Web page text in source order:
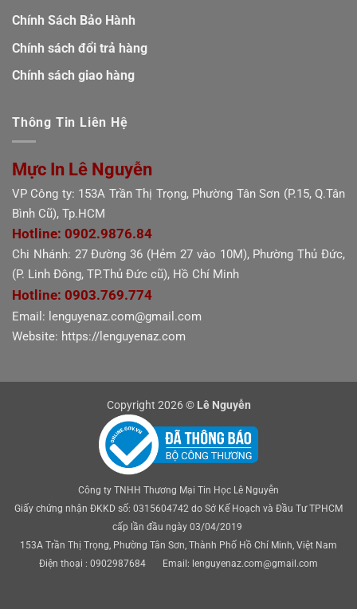
Chính Sách Bảo Hành
Chính sách đổi trả hàng
Chính sách giao hàng
Thông Tin Liên Hệ
Mực In Lê Nguyễn
VP Công ty: 153A Trần Thị Trọng, Phường Tân Sơn (P.15, Q.Tân
Bình Cũ), Tp.HCM
Hotline: 0902.9876.84
Chi Nhánh: 27 Đường 36 (Hẻm 27 vào 10M), Phường Thủ Đức,
(P. Linh Đông, TP.Thủ Đức cũ), Hồ Chí Minh
Hotline: 0903.769.774
Email: lenguyenaz.com@gmail.com
Website: https://lenguyenaz.com
Copyright 2026 © Lê Nguyễn
Công ty TNHH Thương Mại Tin Học Lê Nguyễn
Giấy chứng nhận ĐKKD số: 0315604742 do Sở Kế Hoạch và Đầu Tư TPHCM
cấp lần đầu ngày 03/04/2019
153A Trần Thị Trọng, Phường Tân Sơn, Thành Phố Hồ Chí Minh, Việt Nam
Điện thoại : 0902987684 Email: lenguyenaz.com@gmail.com